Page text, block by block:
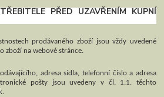
PŘED UZAVŘENÍM KUPNÍ
prodávaného zboží jsou vždy uvedené
zboží na webové stránce.
adresa sídla, telefonní číslo a adresa
pošty jsou uvedeny v čl. 1.1. těchto